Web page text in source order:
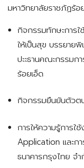
มหาวิทยาลัยราชภัฏร้
กิจกรรมทักษะการใ
ให้เป็นสุข บรรยาย
ปะะธานคณะกรรมก
ร้อยเอ็ด
กิจกรรมยืนยันตัวต
การให้ความรู้การใ
Application และก
ธนาคารกรุงไทย จ